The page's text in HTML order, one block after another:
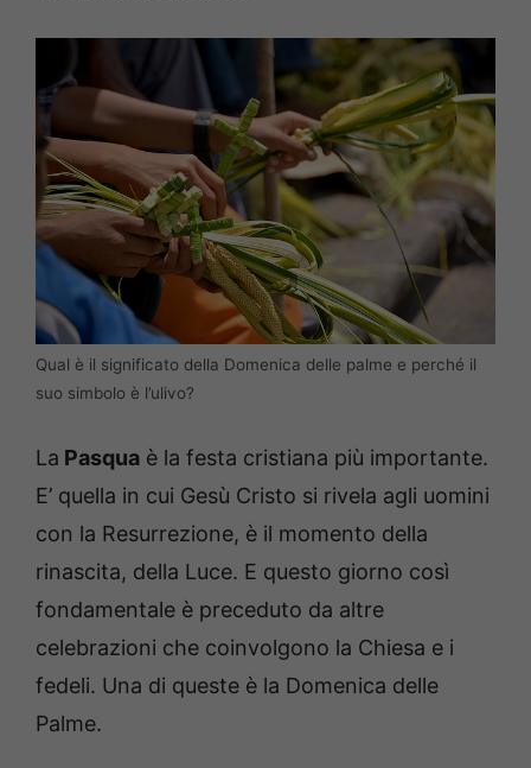
Qual è il significato della Domenica delle palme e perché il
suo simbolo è l’ulivo?
La Pasqua è la festa cristiana più importante.
E’ quella in cui Gesù Cristo si rivela agli uomini
con la Resurrezione, è il momento della
rinascita, della Luce. E questo giorno così
fondamentale è preceduto da altre
celebrazioni che coinvolgono la Chiesa e i
fedeli. Una di queste è la Domenica delle
Palme.